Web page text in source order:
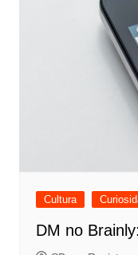
Cultura
DM no